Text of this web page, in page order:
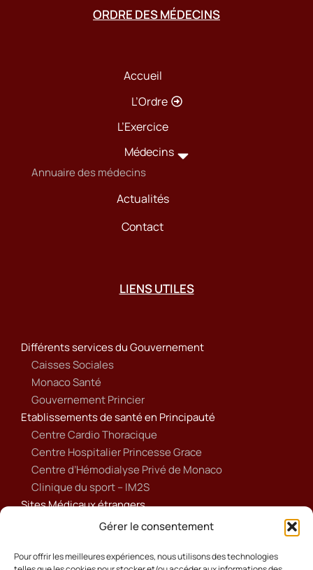
Gérer le consentement
Pour offrir les meilleures expériences, nous utilisons des technologies
ORDRE DES MÉDECINS
Accueil
L’Ordre
L’Exercice
Médecins
Annuaire des médecins
Actualités
Contact
LIENS UTILES
Différents services du Gouvernement
Caisses Sociales
Monaco Santé
Gouvernement Princier
Etablissements de santé en Principauté
Centre Cardio Thoracique
Centre Hospitalier Princesse Grace
Centre d’Hémodialyse Privé de Monaco
Clinique du sport – IM2S
Sites Médicaux étrangers
Ordre national des médecins français